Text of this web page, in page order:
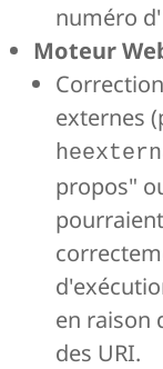
numéro
Moteur
externes
propos"
en raison
des URI.